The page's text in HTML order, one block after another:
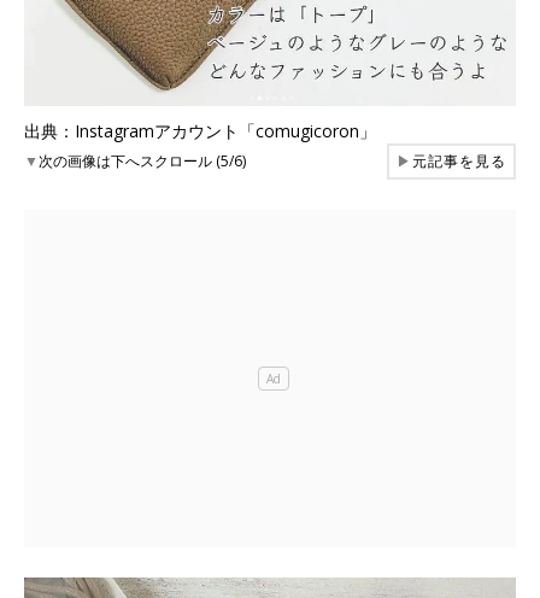
出典：Instagramアカウント「comugicoron」
▼次の画像は下へスクロール (5/6) ▶元記事を見る